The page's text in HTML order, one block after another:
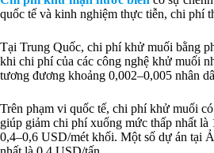
quốc tế và kinh nghiệm thực tiễn, chi phí
Tại Trung Quốc, chi phí khử muối bằng
khi chi phí của các công nghệ khử muối
tương đương khoảng 0,002–0,005 nhân
Trên phạm vi quốc tế, chi phí khử muối
giúp giảm chi phí xuống mức thấp nhất
0,4–0,6 USD/mét khối. Một số dự án tại